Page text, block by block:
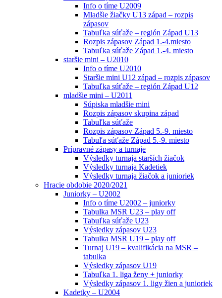
Info o tíme U2009
Mladšie žiačky U13 západ – rozpis
zápasov
Tabuľka súťaže – región Západ U13
Rozpis zápasov Západ 1.-4.miesto
Tabuľka súťaže Západ 1.-4. miesto
staršie mini – U2010
Info o tíme U2010
Staršie mini U12 západ – rozpis zápasov
Tabuľka súťaže – región Západ U12
mladšie mini – U2011
Súpiska mladšie mini
Rozpis zápasov skupina západ
Tabuľka súťaže
Rozpis zápasov Západ 5.-9. miesto
Tabuľa súťaže Západ 5.-9. miesto
Prípravné zápasy a turnaje
Výsledky turnaja starších žiačok
Výsledky turnaja Kadetiek
Výsledky turnaja žiačok a junioriek
Hracie obdobie 2020/2021
Juniorky – U2002
Info o tíme U2002 – juniorky
Tabulka MSR U23 – play off
Tabuľka súťaže U23
Výsledky zápasov U23
Tabulka MSR U19 – play off
Turnaj U19 – kvalifikácia na MSR –
tabulka
Výsledky zápasov U19
Tabuľka 1. liga ženy + juniorky
Výsledky zápasov 1. ligy žien a junioriek
Kadetky – U2004